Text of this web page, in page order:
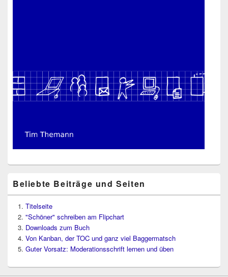
Beliebte Beiträge und Seiten
Titelseite
"Schöner" schreiben am Flipchart
Downloads zum Buch
Von Kanban, der TOC und ganz viel Baggermatsch
Guter Vorsatz: Moderationsschrift lernen und üben